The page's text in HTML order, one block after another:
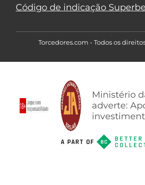
Código de indicação
Torcedores.com - Todos os
Ministério
adverte: